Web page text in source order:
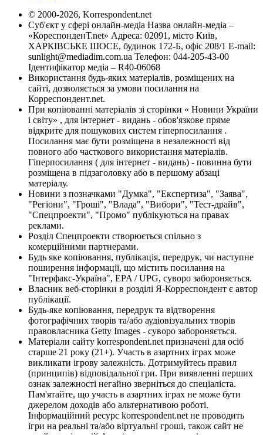
© 2000-2026, Korrespondent.net
Суб'єкт у сфері онлайн-медіа Назва онлайн-медіа –
«КореспонденТ.net» Адреса: 02091, місто Київ,
ХАРКІВСЬКЕ ШОСЕ, будинок 172-Б, офіс 208/1 E-mail:
sunlight@mediadim.com.ua Телефон: 044-205-43-00
Ідентифікатор медіа – R40-06068
Використання будь-яких матеріалів, розміщених на
сайті, дозволяється за умови посилання на
Корреспондент.net.
При копіюванні матеріалів зі сторінки « Новини України
і світу» , для інтернет - видань - обов'язкове пряме
відкрите для пошукових систем гіперпосилання .
Посилання має бути розміщена в незалежності від
повного або часткового використання матеріалів.
Гіперпосилання ( для інтернет - видань) - повинна бути
розміщена в підзаголовку або в першому абзаці
матеріалу.
Новини з позначками "Думка", "Експертиза", "Заява",
"Регіони", "Гроші", "Влада", "Вибори", "Тест-драйв",
"Спецпроекти", "Промо" публікуються на правах
реклами.
Розділ Спецпроекти створюється спільно з
комерційними партнерами.
Будь яке копіювання, публікація, передрук, чи наступне
поширення інформації, що містить посилання на
"Інтерфакс-Україна", EPA / UPG, суворо забороняється.
Власник веб-сторінки в розділі Я-Корреспондент є автор
публікації.
Будь-яке копіювання, передрук та відтворення
фотографічних творів та/або аудіовізуальних творів
правовласника Getty Images - суворо забороняється.
Матеріали сайту korrespondent.net призначені для осіб
старше 21 року (21+). Участь в азартних іграх може
викликати ігрову залежність. Дотримуйтесь правил
(принципів) відповідальної гри. При виявленні перших
ознак залежності негайно зверніться до спеціаліста.
Пам'ятайте, що участь в азартних іграх не може бути
джерелом доходів або альтернативою роботі.
Інформаційний ресурс korrespondent.net не проводить
ігри на реальні та/або віртуальні гроші, також сайт не